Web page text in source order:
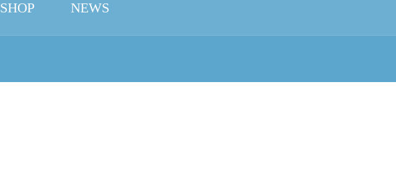
SHOP NEWS